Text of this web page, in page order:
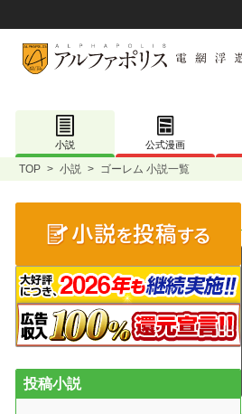
小説 公式漫画
TOP > 小説 > ゴーレム 小説一覧
投稿小説